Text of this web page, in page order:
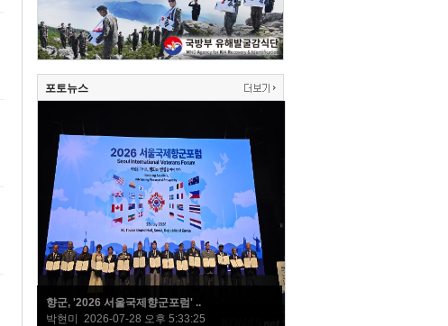
포토뉴스
향군, '2026 서울국제향군포럼' ..
박현미 2026-07-28 오후 5:33:25